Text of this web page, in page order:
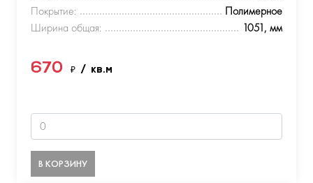
Покрытие:
Полимерное
Ширина общая:
1051, мм
670 ₽ / кв.м
В КОРЗИНУ